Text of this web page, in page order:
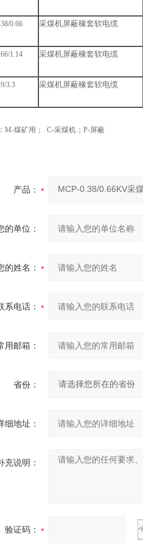
0.66
采煤机屏蔽橡套软电缆
1.14
采煤机屏蔽橡套软电缆
3.3
采煤机屏蔽橡套软电缆
M-煤矿用； C-采煤机； P-屏蔽
产品：
的单位：
的姓名：
系电话：
用邮箱：
省份：
细地址：
充说明：
验证码：